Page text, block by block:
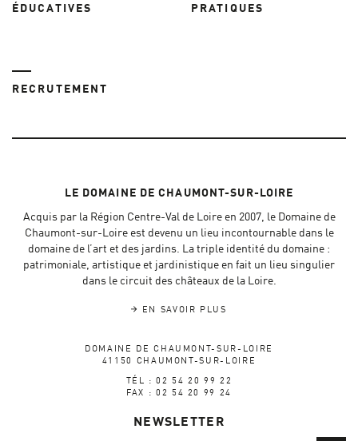
ÉDUCATIVES
PRATIQUES
RECRUTEMENT
LE DOMAINE DE CHAUMONT-SUR-LOIRE
Acquis par la Région Centre-Val de Loire en 2007, le Domaine de
Chaumont-sur-Loire est devenu un lieu incontournable dans le
domaine de l’art et des jardins. La triple identité du domaine :
patrimoniale, artistique et jardinistique en fait un lieu singulier
dans le circuit des châteaux de la Loire.
EN SAVOIR PLUS
DOMAINE DE CHAUMONT-SUR-LOIRE
41150 CHAUMONT-SUR-LOIRE
TÉL : 02 54 20 99 22
FAX : 02 54 20 99 24
NEWSLETTER